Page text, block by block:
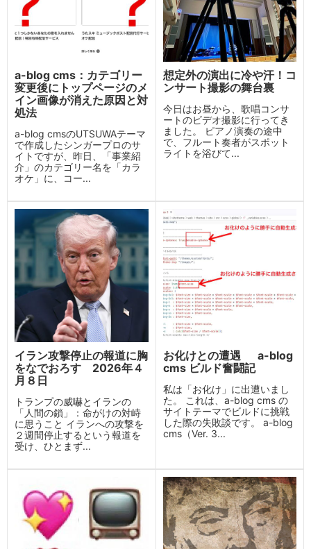
a-blog cms：カテゴリー
変更後にトップページのメ
イン画像が消えた原因と対
処法
a-blog cmsのUTSUWAテーマ
で作成したシンガープロのサ
イトですが、昨日、「事業紹
介」のカテゴリー名を「カラ
オケ」に、コー...
想定外の演出に冷や汗！コ
ンサート撮影の舞台裏
今日はお昼から、歌唱コンサ
ートのビデオ撮影に行ってき
ました。 ピアノ演奏の途中
で、フルート奏者がスポット
ライトを浴びて...
イラン攻撃停止の報道に胸
をなでおろす 2026年４
月８日
トランプの威嚇とイランの
「人間の鎖」：命がけの対峙
に思うこと イランへの攻撃を
２週間停止するという報道を
受け、ひとまず...
お化けとの遭遇 a-blog
cms ビルド奮闘記
私は「お化け」に出遭いまし
た。 これは、a-blog cms の
サイトテーマでビルドに挑戦
した際の失敗談です。 a-blog
cms（Ver. 3...